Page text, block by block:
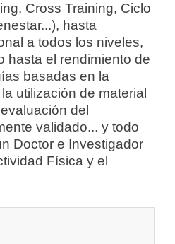
Cross Training, Ciclo
hasta
a todos los niveles,
hasta el rendimiento de
basadas en la
utilización de material
del
validado... y todo
Doctor e Investigador
Física y el